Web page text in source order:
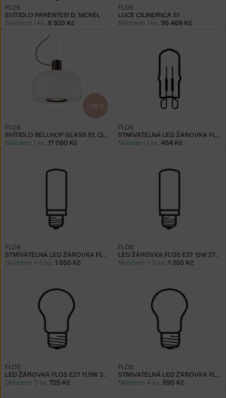
SVÍTIDLO PARENTESI D, NICKEL
FLOS
Skladem 1 ks, 8 920 Kč
LUCE CILINDRICA S1
FLOS
Skladem 1 ks, 95 469 Kč
−20 %
SVÍTIDLO BELLHOP GLASS S1, CIOKO
FLOS
Skladem 1 ks, 17 060 Kč
STMÍVATELNÁ LED ŽÁROVKA FLOS G9 3,2W 2700K
FLOS
Skladem 1 ks, 454 Kč
STMÍVATELNÁ LED ŽÁROVKA FLOS E27 20W 2700K
FLOS
Skladem > 5 ks, 1 550 Kč
LED ŽÁROVKA FLOS E27 15W 2700K
FLOS
Skladem > 5 ks, 1 350 Kč
LED ŽÁROVKA FLOS E27 11,5W 3000K
FLOS
Skladem 3 ks, 725 Kč
STMÍVATELNÁ LED ŽÁROVKA FLOS E27 8W 2700K
FLOS
Skladem 4 ks, 590 Kč